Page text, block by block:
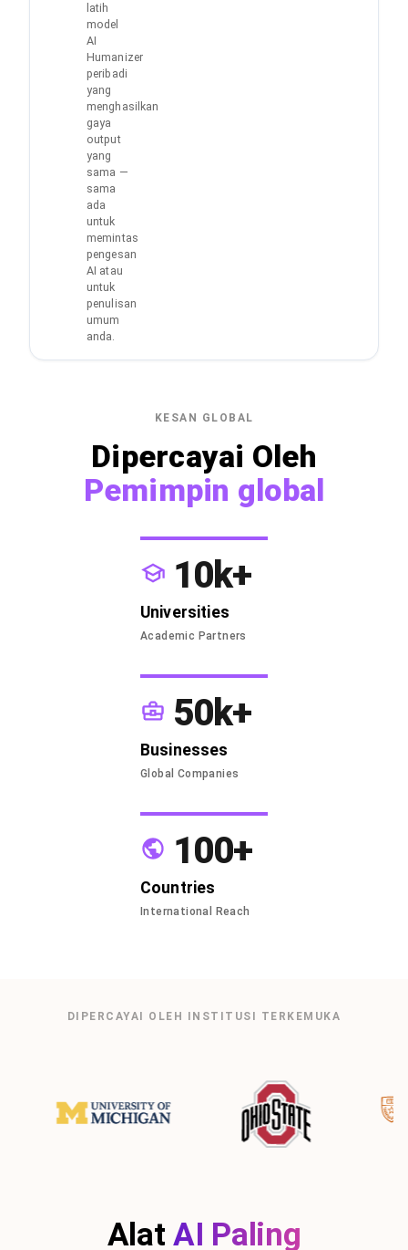
latih
model
AI
Humanizer
peribadi
yang
menghasilkan
gaya
output
yang
sama —
sama
ada
untuk
memintas
pengesan
AI atau
untuk
penulisan
umum
anda.
KESAN GLOBAL
Dipercayai Oleh
Pemimpin global
10k+
Universities
Academic Partners
50k+
Businesses
Global Companies
100+
Countries
International Reach
DIPERCAYAI OLEH INSTITUSI TERKEMUKA
Alat AI Paling